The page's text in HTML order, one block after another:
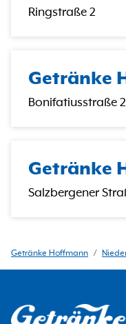
Ringstraße 2
Getränke
Bonifatiusstraße
Getränke
Salzbergener
Getränke Hoffmann /